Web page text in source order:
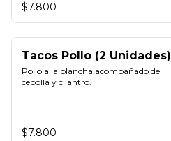
$7.800
Tacos Pollo (2 Unidades)
Pollo a la plancha,acompañado de
cebolla y cilantro.
$7.800